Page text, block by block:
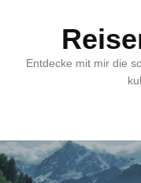
Entdecke mit mir die